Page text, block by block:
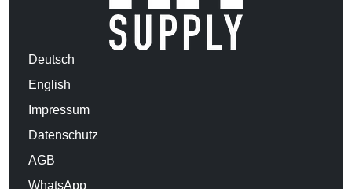
Deutsch
English
Impressum
Datenschutz
AGB
WhatsApp